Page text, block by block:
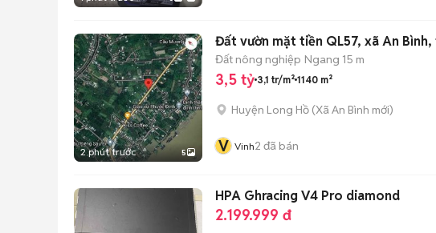
2 phút trước 5
Đất vườn mặt tiền QL57, xã An
Đất nông nghiệp Ngang 15 m
3,5 tỷ 3,1 tr/m² 1140 m²
Huyện Long Hồ (Xã An Bình mới)
V Vinh2 đã bán
HPA Ghracing V4 Pro diamond
2.199.999 đ